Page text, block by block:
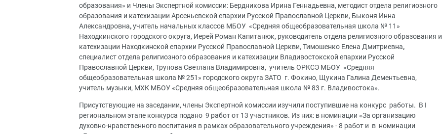
образования» и Члены Экспертной комиссии: Бердникова Ирина Геннадьевна, методист отдела религиозного
образования и катехизации Арсеньевской епархии Русской Православной Церкви, Быконя Инна
Александровна,учитель начальных классов МБОУ «Средняя общеобразовательная школа № 11»
Находкинского городского округа, Иерей Роман Капитанюк, руководитель отдела религиозного образования и
катехизации Находкинской епархии Русской Православной Церкви, Тимошенко Елена Дмитриевна,
специалист отдела религиозного образования и катехизации Владивостокской епархии Русской
Православной Церкви, Трунова Светлана Владимировна, учитель ОРКСЭ МБОУ «Средняя
общеобразовательная школа № 251» городского округа ЗАТО г. Фокино, Щукина Галина Дементьевна,
учитель музыки, МХК МБОУ «Средняя общеобразовательная школа № 83 г. Владивостока».
Присутствующие на заседании, члены Экспертной комиссии изучили поступившие на конкурс работы. В I
региональном этапе конкурса подано 9 работ от 13 участников. Из них: в номинации «За организацию
духовно-нравственного воспитания в рамках образовательного учреждения» - 8 работ и в номинации